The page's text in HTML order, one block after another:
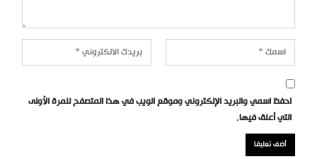
احفظ اسمي والبريد الإلكتروني وموقع الويب في هذا المتصفح للمرة الأولى
التي أعلق فيها.